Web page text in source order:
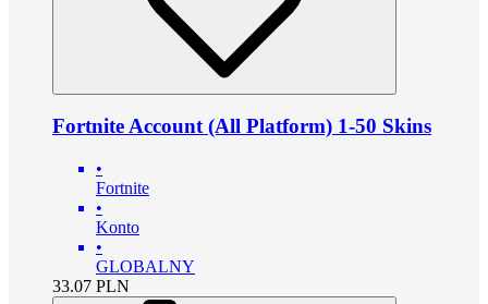
Fortnite Account (All Platform) 1-50 Skins
•
Fortnite
•
Konto
•
GLOBALNY
33.07 PLN